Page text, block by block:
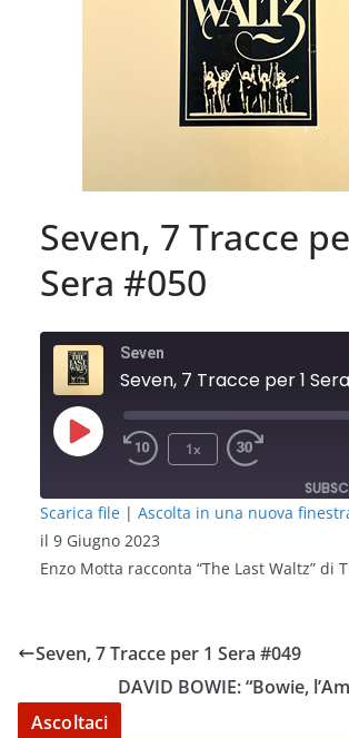
Seven, 7 Tracce
Sera #050
Seven
Seven, 7 Tracce per 1
Play
1x
RSS FEED
SHARE
EMBED
Scarica file | Ascolta in una nuova
il 9 Giugno 2023
Enzo Motta racconta “The Last Waltz” di
Seven, 7 Tracce per 1 Sera #049
DAVID BOWIE: “Bowie,
Ascoltaci